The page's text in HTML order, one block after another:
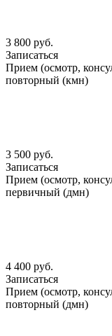
3 800 руб.
Записаться
Прием (осмотр,
повторный (кмн)
3 500 руб.
Записаться
Прием (осмотр,
первичный (дмн)
4 400 руб.
Записаться
Прием (осмотр,
повторный (дмн)